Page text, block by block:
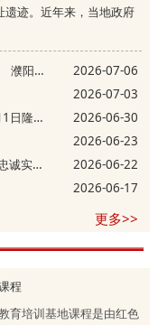
遗迹。近年来，当地政府
“吃亏书记”新传 ——记“七一勋章”获得者、 濮阳县庆祖镇西辛庄村党支部书记李连成
2026-07-06
2026-07-03
庆祝中国共产党成立105周年大会将于7月1日隆重举行
2026-06-30
2026-06-23
矢志不渝做党的创新理论的坚定信仰者、忠诚实践者
2026-06-22
2026-06-17
更多>>
程
育培训基地课程是由红色